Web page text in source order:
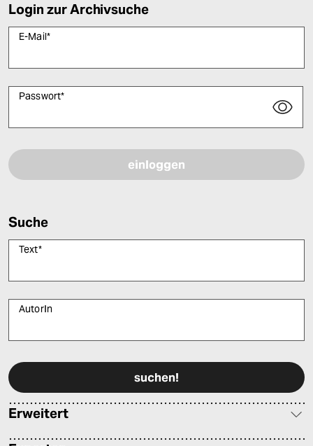
Login zur Archivsuche
E-Mail*
Passwort*
Suche
Text*
AutorIn
Erweitert